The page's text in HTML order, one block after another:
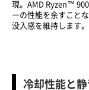
現。AMD Ryzen™
ーの性能を余すこと
没入感を維持します。
冷却性能と